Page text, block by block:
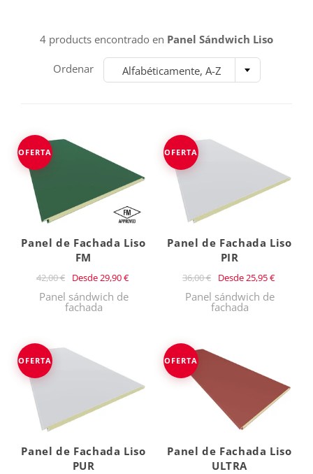
4 products encontrado en Panel Sándwich Liso
Ordenar Alfabéticamente, A-Z
OFERTA
Panel de Fachada Liso
FM
42,00 € Desde29,90 €
Panel sándwich de
fachada
OFERTA
Panel de Fachada Liso
PIR
36,00 € Desde25,95 €
Panel sándwich de
fachada
OFERTA
Panel de Fachada Liso
PUR
OFERTA
Panel de Fachada Liso
ULTRA